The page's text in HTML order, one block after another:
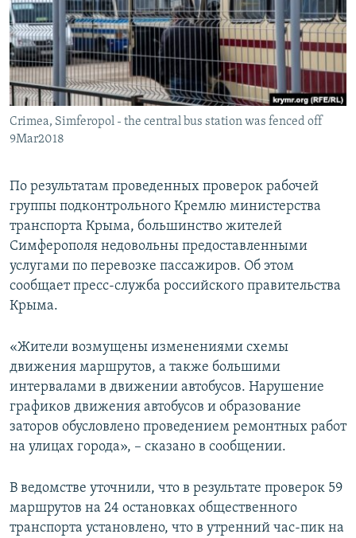
ПОБЕДИТЕЛЕЙ НЕ СУДЯТ?
КРЫМ.НЕПОКОРЕННЫЙ
ELIFBE
УКРАИНСКАЯ ПРОБЛЕМА КРЫМА
ПРИСОЕДИНЯЙТЕСЬ!
Все сайты RFE/RL
Crimea, Simferopol - the central bus station was fenced off
9Mar2018
По результатам проведенных проверок рабочей
группы подконтрольного Кремлю министерства
транспорта Крыма, большинство жителей
Симферополя недовольны предоставленными
услугами по перевозке пассажиров. Об этом
сообщает пресс-служба российского правительства
Крыма.
«Жители возмущены изменениями схемы
движения маршрутов, а также большими
интервалами в движении автобусов. Нарушение
графиков движения автобусов и образование
заторов обусловлено проведением ремонтных работ
на улицах города», – сказано в сообщении.
В ведомстве уточнили, что в результате проверок 59
маршрутов на 24 остановках общественного
транспорта установлено, что в утренний час-пик на